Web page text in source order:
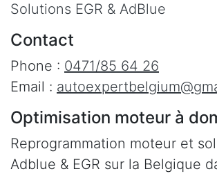
Solutions EGR & AdBlue
Contact
Phone : 0471/85 64 26
Email :
Optimisation moteur à
Reprogrammation moteur et
Adblue & EGR sur la Belgique